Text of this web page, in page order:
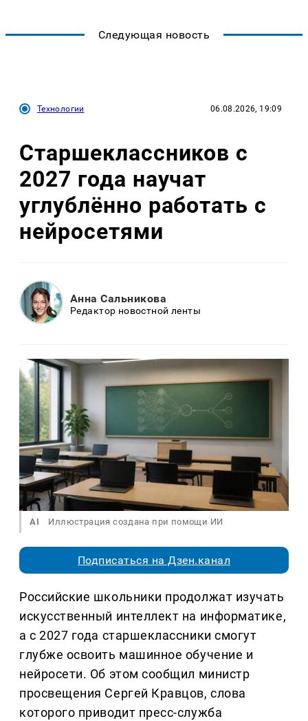
Следующая новость
Технологии 06.08.2026, 19:09
Старшеклассников с
2027 года научат
углублённо работать с
нейросетями
Анна Сальникова
Редактор новостной ленты
AI Иллюстрация создана при помощи ИИ
Подписаться на Дзен.канал
Российские школьники продолжат изучать
искусственный интеллект на информатике,
а с 2027 года старшеклассники смогут
глубже освоить машинное обучение и
нейросети. Об этом сообщил министр
просвещения Сергей Кравцов, слова
которого приводит пресс-служба